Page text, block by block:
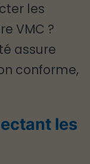
les
VMC ?
assure
conforme,
les